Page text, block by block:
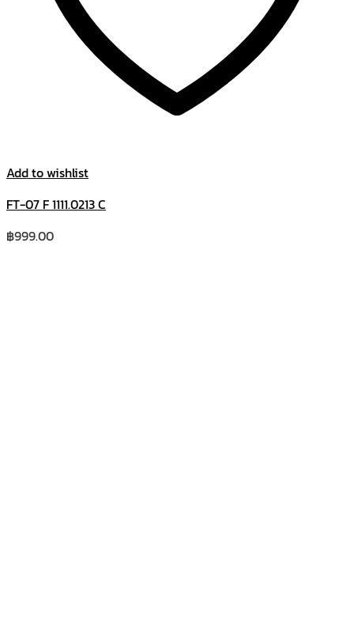
Add to wishlist
FT-07 F 1111.0213 C
฿999.00